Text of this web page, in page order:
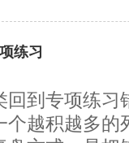
练习
到专项练习
越积越多的